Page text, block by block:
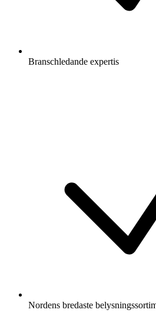
Branschledande expertis
Nordens bredaste